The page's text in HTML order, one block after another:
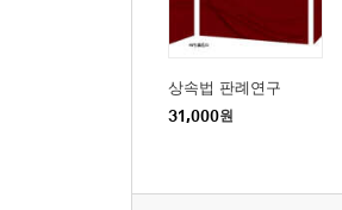
04. 수탁자 선정
09. 상속 집행
상속법 판례연구
31,000원